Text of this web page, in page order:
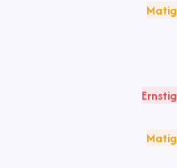
Matig
Ernstig
Matig